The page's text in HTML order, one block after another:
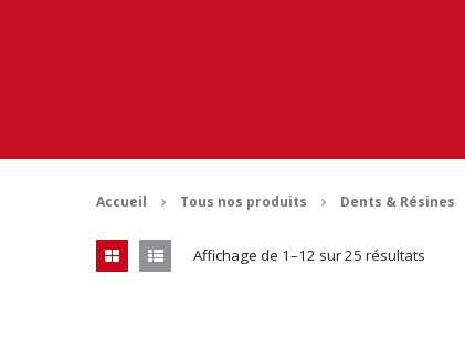
Accueil Tous nos produits Dents & Résines
Affichage de 1–12 sur 25 résultats